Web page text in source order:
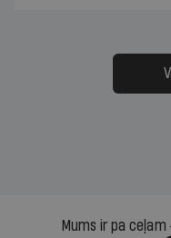
Mums ir pa ceļam